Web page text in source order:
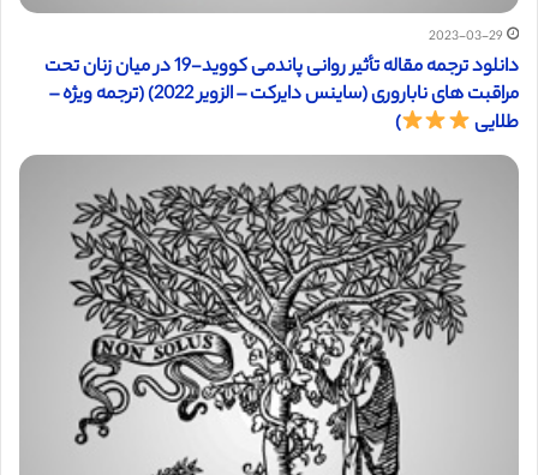
2023-03-29
دانلود ترجمه مقاله تأثیر روانی پاندمی کووید-19 در میان زنان تحت
مراقبت های ناباروری (ساینس دایرکت – الزویر 2022) (ترجمه ویژه –
طلایی
)